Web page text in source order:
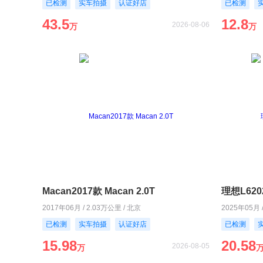
已检测 实车拍摄 认证好店
43.5万 2026-08-06
已检测
12.8万
Macan2017款 Macan 2.0T
2017年06月 / 2.03万公里 / 北京
已检测
实车拍摄 认证好店
15.98万 2026-08-05
理想
2025年05月
已检测
20.58